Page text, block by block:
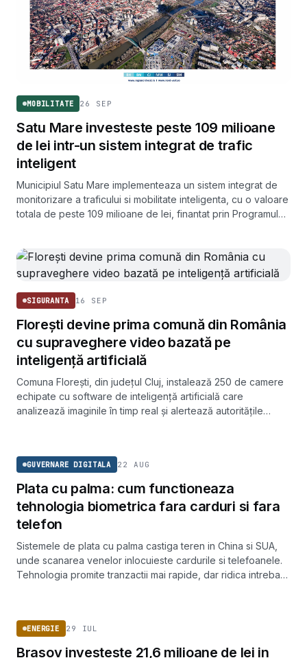
MOBILITATE 26 SEP
Satu Mare investeste peste 109 milioane
de lei intr-un sistem integrat de trafic
inteligent
Municipiul Satu Mare implementeaza un sistem integrat de
monitorizare a traficului si mobilitate inteligenta, cu o valoare
totala de peste 109 milioane de lei, finantat prin Programul
de comanda si control.
SIGURANTA 16 SEP
Florești devine prima comună din România
cu supraveghere video bazată pe
inteligență artificială
Comuna Florești, din județul Cluj, instalează 250 de camere
echipate cu software de inteligență artificială care
analizează imaginile în timp real și alertează autoritățile
GUVERNARE DIGITALA 22 AUG
Plata cu palma: cum functioneaza
tehnologia biometrica fara carduri si fara
telefon
Sistemele de plata cu palma castiga teren in China si SUA,
unde scanarea venelor inlocuieste cardurile si telefoanele.
Tehnologia promite tranzactii mai rapide, dar ridica intrebari
ENERGIE 29 IUL
Brasov investeste 21,6 milioane de lei in